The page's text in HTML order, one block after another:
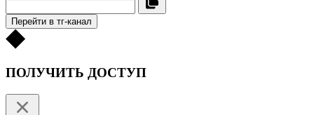
Перейти в тг-канал
ПОЛУЧИТЬ ДОСТУП